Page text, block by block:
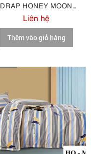
DRAP HONEY MOON
COTTON M98
Liên hệ
Thêm vào giỏ hàng